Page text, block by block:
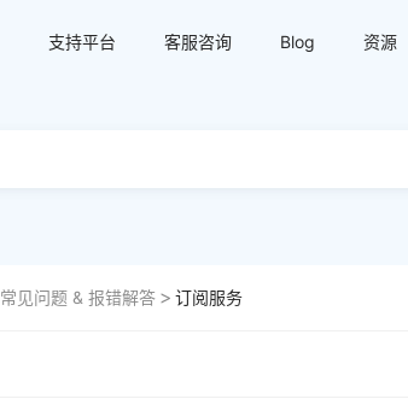
支持平台 客服咨询 Blog 资源
常见问题 & 报错解答 订阅服务